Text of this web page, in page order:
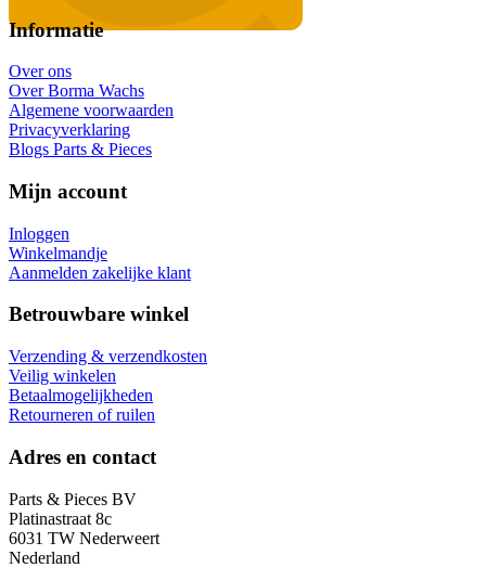
Informatie
Over ons
Over Borma Wachs
Algemene voorwaarden
Privacyverklaring
Blogs Parts & Pieces
Mijn account
Inloggen
Winkelmandje
Aanmelden zakelijke klant
Betrouwbare winkel
Verzending & verzendkosten
Veilig winkelen
Betaalmogelijkheden
Retourneren of ruilen
Adres en contact
Parts & Pieces BV
Platinastraat 8c
6031 TW Nederweert
Nederland